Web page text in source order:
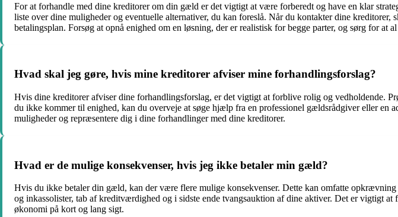
For at forhandle med dine kreditorer om din gæld er det vigtigt at være forberedt og have en klar
liste over dine muligheder og eventuelle alternativer, du kan foreslå. Når du kontakter dine
betalingsplan. Forsøg at opnå enighed om en løsning, der er realistisk for begge parter, og sørg for at
Hvad skal jeg gøre, hvis mine kreditorer afviser mine forhandlingsforslag?
Hvis dine kreditorer afviser dine forhandlingsforslag, er det vigtigt at forblive rolig og vedholdende.
du ikke kommer til enighed, kan du overveje at søge hjælp fra en professionel gældsrådgiver eller
muligheder og repræsentere dig i dine forhandlinger med dine kreditorer.
Hvad er de mulige konsekvenser, hvis jeg ikke betaler min gæld?
Hvis du ikke betaler din gæld, kan der være flere mulige konsekvenser. Dette kan omfatte
og inkassolister, tab af kreditværdighed og i sidste ende tvangsauktion af dine aktiver. Det er vigtigt
økonomi på kort og lang sigt.